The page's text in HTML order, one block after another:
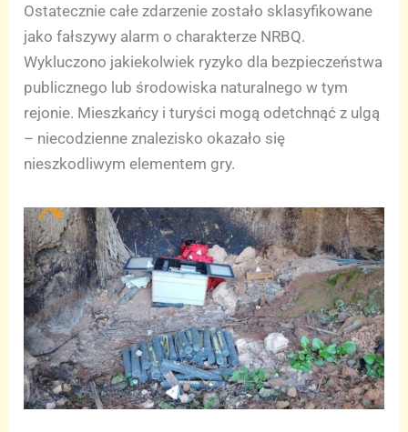
Ostatecznie całe zdarzenie zostało sklasyfikowane
jako fałszywy alarm o charakterze NRBQ.
Wykluczono jakiekolwiek ryzyko dla bezpieczeństwa
publicznego lub środowiska naturalnego w tym
rejonie. Mieszkańcy i turyści mogą odetchnąć z ulgą
– niecodzienne znalezisko okazało się
nieszkodliwym elementem gry.